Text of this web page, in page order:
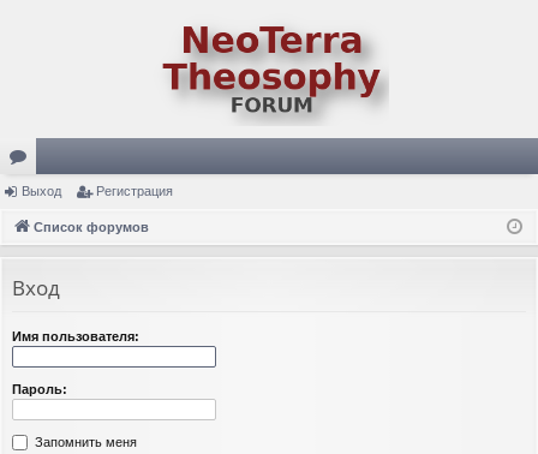
ор
ум
Выход Регистрация
Список форумов
Вход
Имя пользователя:
Пароль:
Запомнить меня